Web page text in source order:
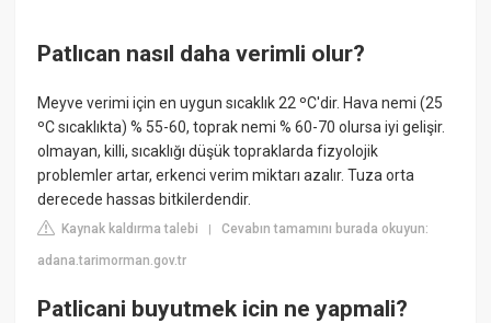
Patlıcan nasıl daha verimli olur?
Meyve verimi için en uygun sıcaklık 22 ºC'dir. Hava nemi (25
ºC sıcaklıkta) % 55-60, toprak nemi % 60-70 olursa iyi gelişir.
olmayan, killi, sıcaklığı düşük topraklarda fizyolojik
problemler artar, erkenci verim miktarı azalır. Tuza orta
derecede hassas bitkilerdendir.
Kaynak kaldırma talebi |Cevabın tamamını burada okuyun:
adana.tarimorman.gov.tr
Patlicani buyutmek icin ne yapmali?